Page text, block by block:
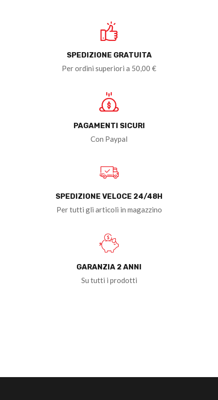
SPEDIZIONE GRATUITA
Per ordini superiori a 50,00 €
PAGAMENTI SICURI
Con Paypal
SPEDIZIONE VELOCE 24/48H
Per tutti gli articoli in magazzino
GARANZIA 2 ANNI
Su tutti i prodotti